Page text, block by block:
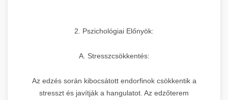
2. Pszichológiai Előnyök:
A. Stresszcsökkentés:
Az edzés során kibocsátott endorfinok csökkentik a
stresszt és javítják a hangulatot. Az edzőterem